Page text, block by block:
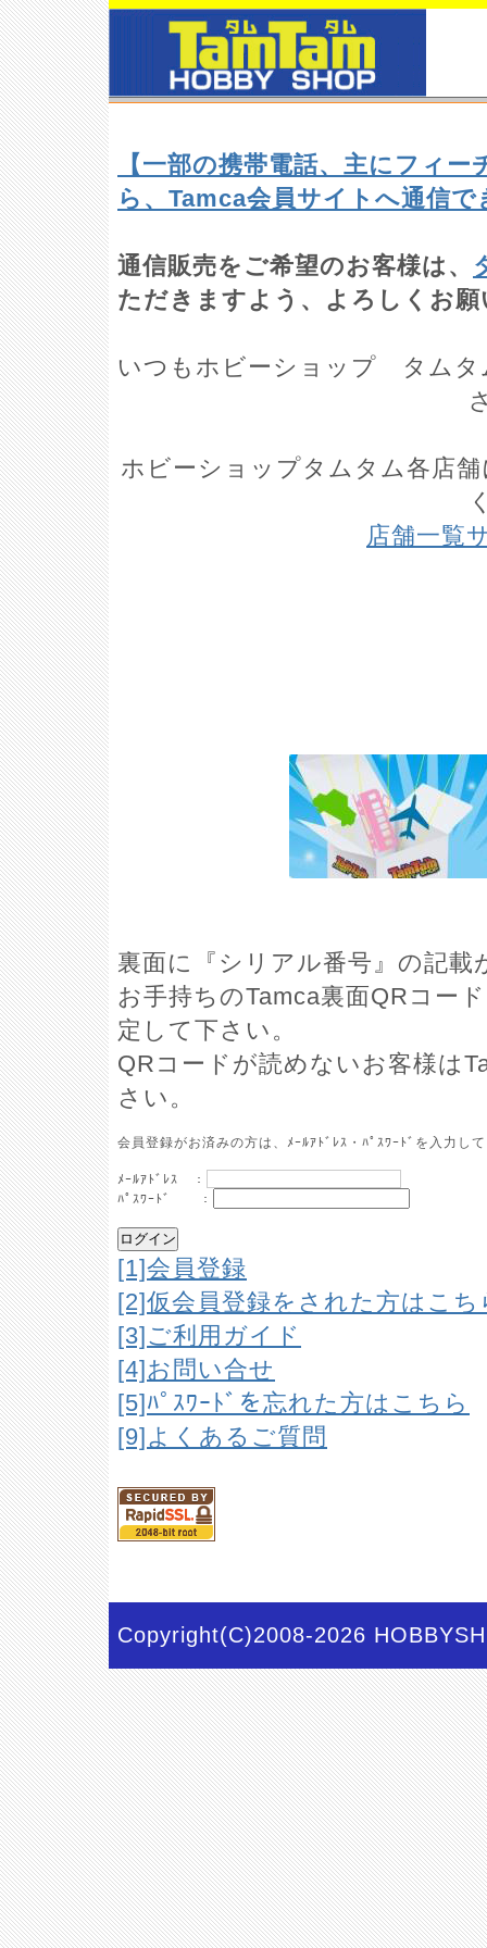
【一部の携帯電話、主にフィ
ら、Tamca会員サイトへ通信
通信販売をご希望のお客様は、
ただきますよう、よろしくお
いつもホビーショップ タムタ
ホビーショップタムタム各店
店舗一覧
裏面に『シリアル番号』の記
お手持ちのTamca裏面QRコー
定して下さい。
QRコードが読めないお客様は
さい。
会員登録がお済みの方は、ﾒｰﾙｱﾄﾞﾚｽ・ﾊﾟｽﾜｰﾄﾞを入力し
ﾒｰﾙｱﾄﾞﾚｽ ：
ﾊﾟｽﾜｰﾄﾞ ：
[1]会員登録
[2]仮会員登録をされた方はこ
[3]ご利用ガイド
[4]お問い合せ
[5]ﾊﾟｽﾜｰﾄﾞを忘れた方はこちら
[9]よくあるご質問
Copyright(C)2008-2026